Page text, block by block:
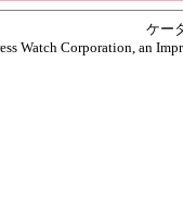
ケー
Watch Corporation, an